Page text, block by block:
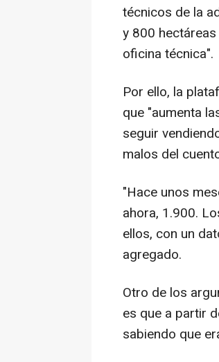
técnicos de la
y 800
oficina técnica".
Por ello, la
que "aumenta
seguir
malos del
"Hace unos
ahora, 1.900.
ellos, con un
agregado.
Otro de los
es que a partir
sabiendo que